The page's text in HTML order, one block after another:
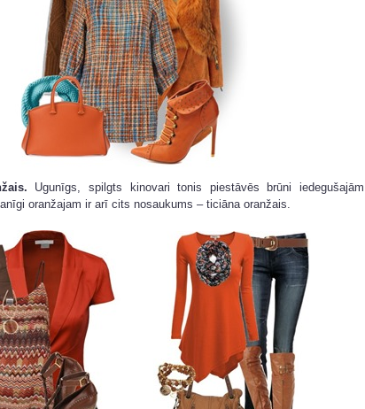
Ugunīgs, spilgts kinovari tonis piestāvēs brūni iedegušajām
oranžajam ir arī cits nosaukums – ticiāna oranžais.